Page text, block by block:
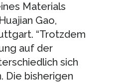
Materials
Gao,
“Trotzdem
auf der
sich
Die bisherigen